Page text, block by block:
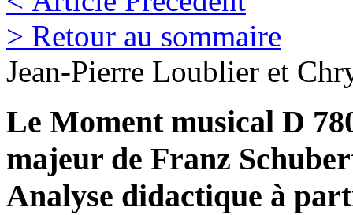
> Retour au sommaire
Jean-Pierre Loublier et
Le Moment musical D
majeur de Franz
Analyse didactique à